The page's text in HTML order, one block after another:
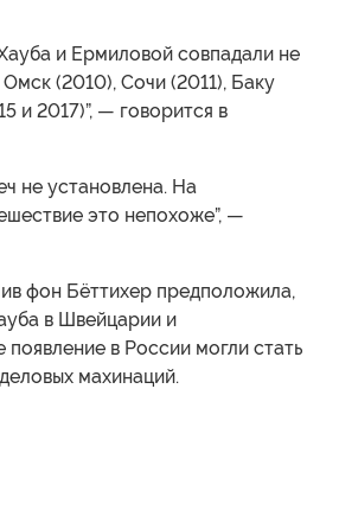
и Ермиловой совпадали не
(2010), Сочи (2011), Баку
и 2017)”, — говорится в
не установлена. На
это непохоже”, —
фон Бёттихер предположила,
в Швейцарии и
в России могли стать
махинаций.